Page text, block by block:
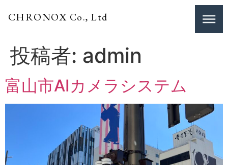
CHRONOX Co., Ltd
投稿者: admin
富山市AIカメラシステム